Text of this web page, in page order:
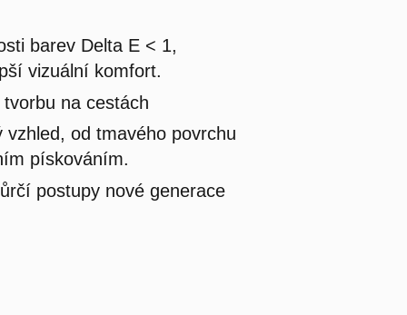
barev Delta E < 1,
vizuální komfort.
na cestách
od tmavého povrchu
pískováním.
postupy nové generace